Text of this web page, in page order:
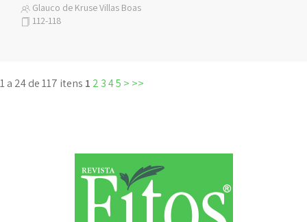
Glauco de Kruse Villas Boas
112-118
1 a 24 de 117 itens 1 2 345 > >>